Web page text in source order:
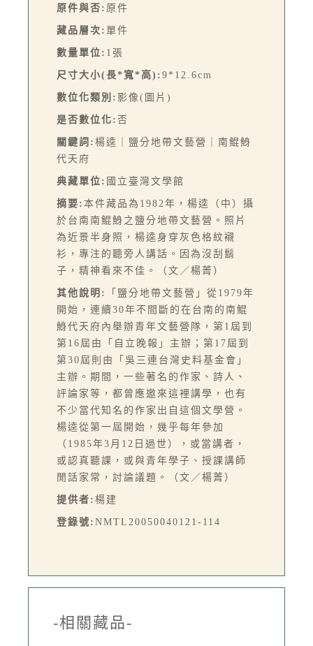
原件與否: 原件
藏品層次: 單件
數量單位: 1張
尺寸大小(長*寬*高): 9*12.6cm
數位化類別: 影像(圖片)
是否數位化: 否
關鍵詞: 楊逵｜鹽分地帶文藝營｜南鯤鯓
代天府
典藏單位: 國立臺灣文學館
摘要: 本件藏品為1982年，楊逵（中）攝
於台南南鯤鯓之鹽分地帶文藝營。照片
為近景半身照，楊逵身穿灰色格紋襯
衫，專注的聽旁人講話。因為沒刮鬍
子，精神看來不佳。（文／楊菁）
其他說明:
「鹽分地帶文藝營」從1979年
開始，連續30年不間斷的在台南的南鯤
鯓代天府內舉辦青年文藝營隊，第1屆到
第16屆由「自立晚報」主辦；第17屆到
第30屆則由「吳三連台灣史料基金會」
主辦。期間，一些著名的作家、詩人、
評論家等，都曾應邀來這裡講學，也有
不少當代知名的作家出自這個文學營。
楊逵從第一屆開始，幾乎每年參加
（1985年3月12日過世），或當講者，
或認真聽課，或與青年學子、授課講師
閒話家常，討論議題。（文／楊菁）
提供者: 楊建
登錄號: NMTL20050040121-114
-相關藏品-